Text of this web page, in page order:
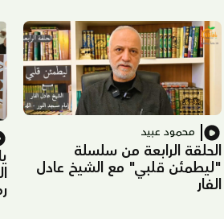
محمود عبيد
الحلقة الرابعة من سلسلة
"ليطمئن قلبي" مع الشيخ عادل
الفار